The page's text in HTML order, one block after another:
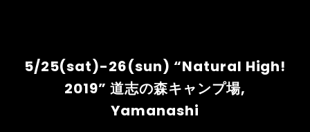
5/25(sat)-26(sun) “Natural High!
2019” 道志の森キャンプ場,
Yamanashi